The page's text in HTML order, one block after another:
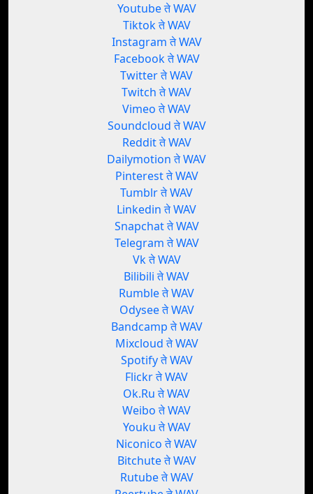
Youtube ते WAV
Tiktok ते WAV
Instagram ते WAV
Facebook ते WAV
Twitter ते WAV
Twitch ते WAV
Vimeo ते WAV
Soundcloud ते WAV
Reddit ते WAV
Dailymotion ते WAV
Pinterest ते WAV
Tumblr ते WAV
Linkedin ते WAV
Snapchat ते WAV
Telegram ते WAV
Vk ते WAV
Bilibili ते WAV
Rumble ते WAV
Odysee ते WAV
Bandcamp ते WAV
Mixcloud ते WAV
Spotify ते WAV
Flickr ते WAV
Ok.Ru ते WAV
Weibo ते WAV
Youku ते WAV
Niconico ते WAV
Bitchute ते WAV
Rutube ते WAV